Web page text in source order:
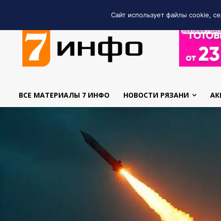
РЕКЛАМА •
ВСЕ МАТЕРИАЛЫ 7 ИНФО НОВОСТИ РЯЗАНИ
Сайт использует файлы cookie,